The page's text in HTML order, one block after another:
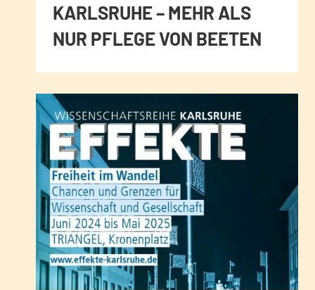
KARLSRUHE – MEHR ALS
NUR PFLEGE VON BEETEN